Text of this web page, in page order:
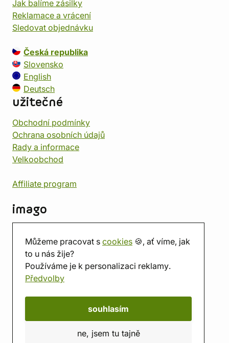
Můžeme pracovat s cookies 🍪, ať víme, jak
to u nás žije?
Používáme je k personalizaci reklamy.
Předvolby
souhlasím
ne, jsem tu tajně
Jak balíme zásilky
Reklamace a vrácení
Sledovat objednávku
Česká republika
Slovensko
English
Deutsch
užitečné
Obchodní podmínky
Ochrana osobních údajů
Rady a informace
Velkoobchod
Affiliate program
imago
Prodejna
Herna
O nás
Hodnocení obchodu